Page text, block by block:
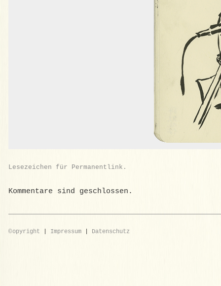
Lesezeichen für Permanentlink .
Kommentare sind geschlossen.
©opyright Impressum| Datenschutz